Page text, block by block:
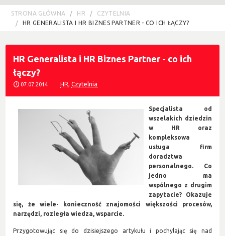
STRONA GŁÓWNA HR
CZYTELNIA
HR GENERALISTA I HR BIZNES PARTNER - CO ICH ŁĄCZY?
HR Generalista i HR Biznes Partner - co ich
łączy?
07.07.2014 HR,Czytelnia
Specjalista od
wszelakich dziedzin
w HR oraz
kompleksowa
usługa firm
doradztwa
personalnego. Co
jedno ma
wspólnego z drugim
zapytacie? Okazuje
się, że wiele- konieczność znajomości większości procesów,
narzędzi, rozległa wiedza, wsparcie.
Przygotowując się do dzisiejszego artykułu i pochylając się nad